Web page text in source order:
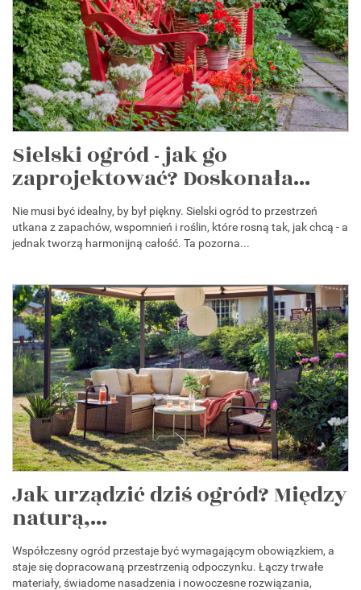
Sielski ogród - jak go
zaprojektować? Doskonała...
Nie musi być idealny, by był piękny. Sielski ogród to przestrzeń
utkana z zapachów, wspomnień i roślin, które rosną tak, jak chcą - a
jednak tworzą harmonijną całość. Ta pozorna...
Jak urządzić dziś ogród? Między
naturą,...
Współczesny ogród przestaje być wymagającym obowiązkiem, a
staje się dopracowaną przestrzenią odpoczynku. Łączy trwałe
materiały, świadome nasadzenia i nowoczesne rozwiązania,